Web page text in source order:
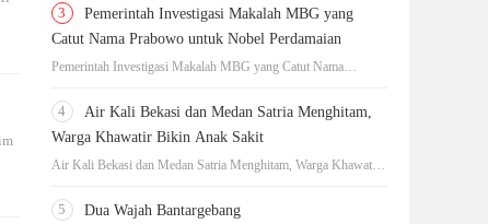
3
Pemerintah Investigasi Makalah MBG yang
Catut Nama Prabowo untuk Nobel Perdamaian
Pemerintah Investigasi Makalah MBG yang Catut Nama
4
Air Kali Bekasi dan Medan Satria Menghitam,
Warga Khawatir Bikin Anak Sakit
Air Kali Bekasi dan Medan Satria Menghitam, Warga Khawatir
5 Dua Wajah Bantargebang